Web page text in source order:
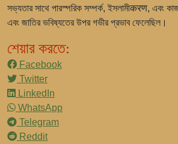
সভ্যতার সাথে পারস্পরিক সম্পর্ক, ইসলামীकरण, এবং
এবং জাতির ভবিষ্যতের উপর গভীর প্রভাব ফেলেছিল।
শেয়ার করতে:
Facebook
Twitter
LinkedIn
WhatsApp
Telegram
Reddit